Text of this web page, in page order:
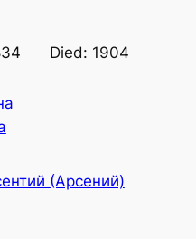
Died: 1904
(Арсений)